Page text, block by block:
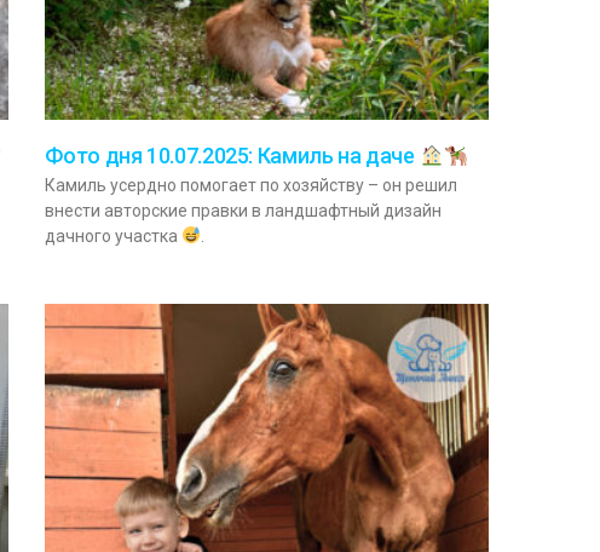
Фото дня 10.07.2025: Камиль на даче
Камиль усердно помогает по хозяйству – он решил
внести авторские правки в ландшафтный дизайн
дачного участка